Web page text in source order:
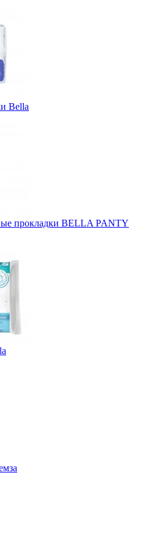
Bella
прокладки BELLA PANTY